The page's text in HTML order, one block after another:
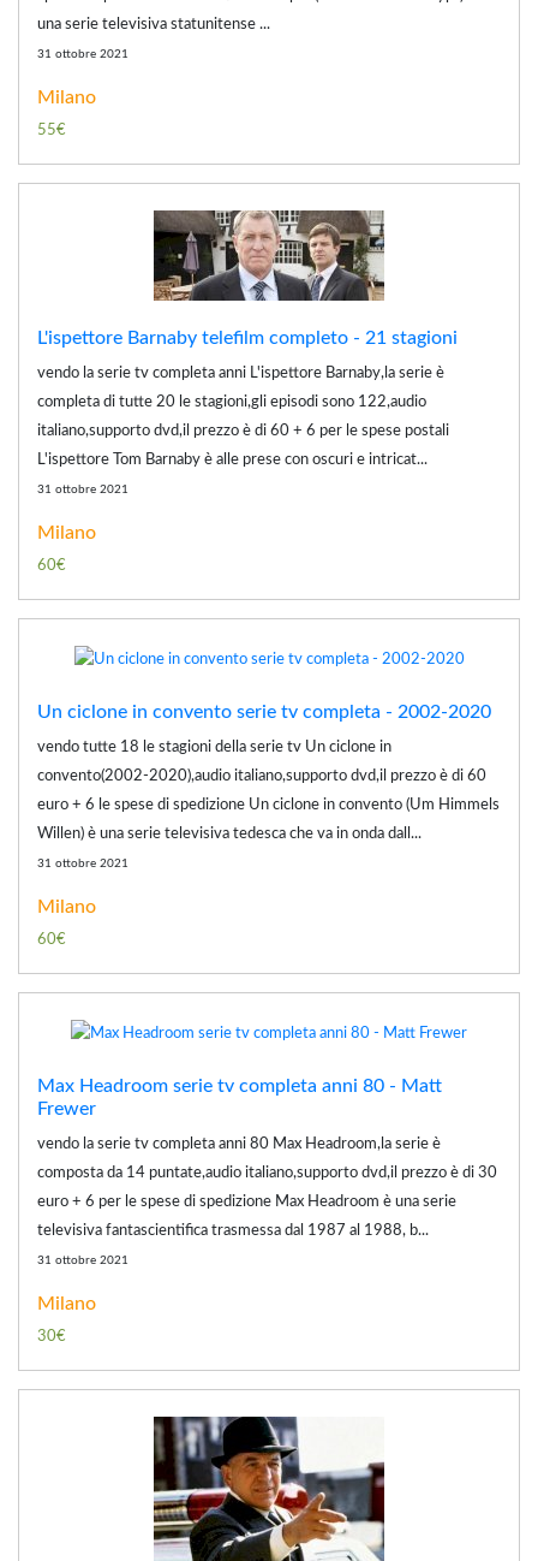
una serie televisiva statunitense ...
31 ottobre 2021
Milano
55€
L'ispettore Barnaby telefilm completo - 21 stagioni
vendo la serie tv completa anni L'ispettore Barnaby,la serie è
completa di tutte 20 le stagioni,gli episodi sono 122,audio
italiano,supporto dvd,il prezzo è di 60 + 6 per le spese postali
L'ispettore Tom Barnaby è alle prese con oscuri e intricat...
31 ottobre 2021
Milano
60€
Un ciclone in convento serie tv completa - 2002-2020
vendo tutte 18 le stagioni della serie tv Un ciclone in
convento(2002-2020),audio italiano,supporto dvd,il prezzo è di 60
euro + 6 le spese di spedizione Un ciclone in convento (Um Himmels
Willen) è una serie televisiva tedesca che va in onda dall...
31 ottobre 2021
Milano
60€
Max Headroom serie tv completa anni 80 - Matt
Frewer
vendo la serie tv completa anni 80 Max Headroom,la serie è
composta da 14 puntate,audio italiano,supporto dvd,il prezzo è di 30
euro + 6 per le spese di spedizione Max Headroom è una serie
televisiva fantascientifica trasmessa dal 1987 al 1988, b...
31 ottobre 2021
Milano
30€